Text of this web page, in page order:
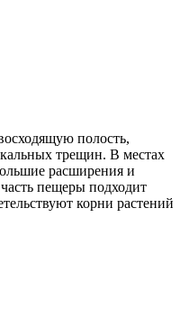
полость,
трещин. В местах
расширения и
пещеры подходит
корни растений